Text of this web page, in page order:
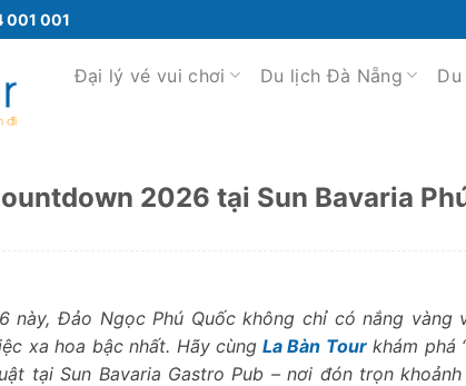
001 001
Đại lý vé vui chơi Du lịch Đà Nẵng
2026 tại Sun Bavaria
này, Đảo Ngọc Phú Quốc không chỉ có nắng vàng
xa hoa bậc nhất. Hãy cùng La Bàn Tourkhám phá
tại Sun Bavaria Gastro Pub – nơi đón trọn